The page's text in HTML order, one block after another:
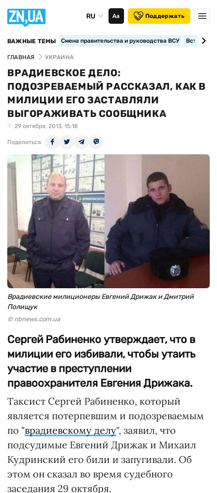
RU Аа Поддержать
ВАЖНЫЕ ТЕМЫ Смена правительства и руководства ВСУ
ГЛАВНАЯ УКРАИНА
ВРАДИЕВСКОЕ ДЕЛО:
ПОДОЗРЕВАЕМЫЙ РАССКАЗАЛ, КАК В
МИЛИЦИИ ЕГО ЗАСТАВЛЯЛИ
ВЫГОРАЖИВАТЬ СООБЩНИКА
29 октября, 2013, 15:18
Поделиться
Врадиевские милиционеры Евгений Дрижак и Дмитрий
Полищук
© nbnews.com.ua
Сергей Рабиненко утверждает, что в
милиции его избивали, чтобы утаить
участие в преступлении
правоохранителя Евгения Дрижака.
Таксист Сергей Рабиненко, который
является потерпевшим и подозреваемым
по "врадиевскому делу", заявил, что
подсудимые Евгений Дрижак и Михаил
Кудринский его били и запугивали. Об
этом он сказал во время судебного
заседания 29 октября.